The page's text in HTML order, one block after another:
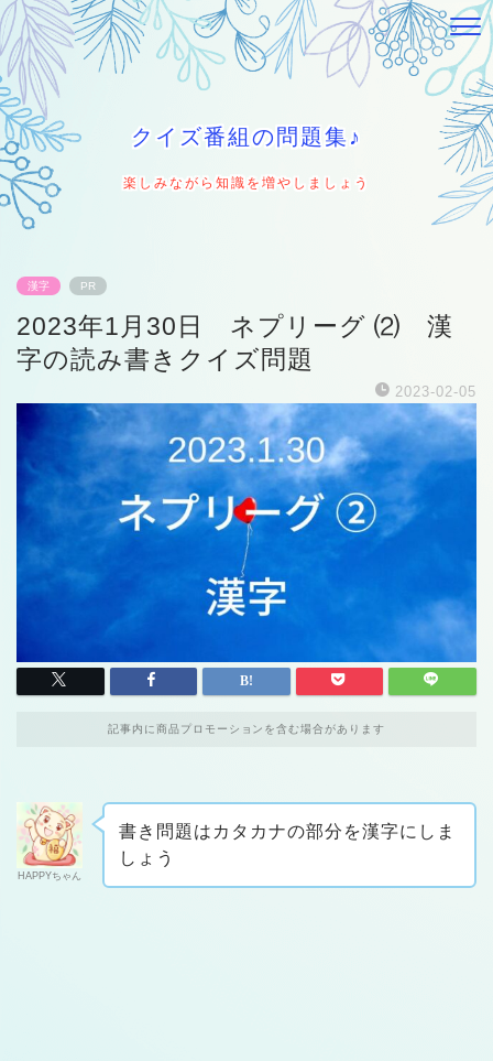
クイズ番組の問題集♪
楽しみながら知識を増やしましょう
漢字 PR
2023年1月30日 ネプリーグ ⑵ 漢
字の読み書きクイズ問題
2023-02-05
記事内に商品プロモーションを含む場合があります
HAPPYちゃん
書き問題はカタカナの部分を漢字にしま
しょう